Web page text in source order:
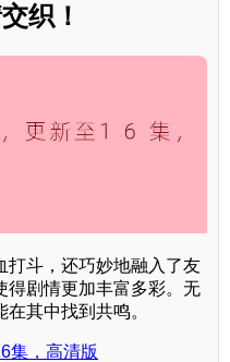
织！
打斗，还巧妙地融入了友
得剧情更加丰富多彩。无
其中找到共鸣。
集，高清版